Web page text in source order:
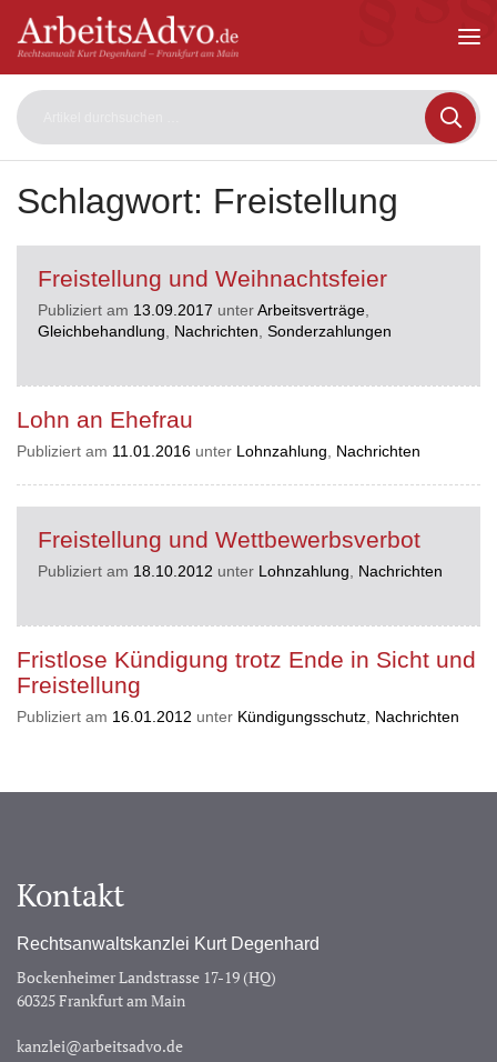
Kurt
Main
Schlagwort: Freistellung
Freistellung und Weihnachtsfeier
Publiziert am 13.09.2017 unterArbeitsverträge,
Gleichbehandlung, Nachrichten,Sonderzahlungen
Lohn an Ehefrau
Publiziert am 11.01.2016 unter Lohnzahlung, Nachrichten
Freistellung und Wettbewerbsverbot
Publiziert am 18.10.2012 unter Lohnzahlung, Nachrichten
Fristlose Kündigung trotz Ende in Sicht und
Freistellung
Publiziert am 16.01.2012 unter Kündigungsschutz, Nachrichten
Kontakt
Rechtsanwaltskanzlei Kurt Degenhard
Bockenheimer Landstrasse 17-19 (HQ)
60325 Frankfurt am Main
kanzlei@arbeitsadvo.de